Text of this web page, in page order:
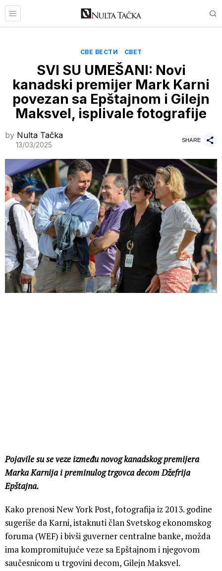
СВЕ ВЕСТИ · СВЕТ
SVI SU UMEŠANI: Novi
kanadski premijer Mark Karni
povezan sa Epštajnom i Gilejn
Maksvel, isplivale fotografije
by Nulta Tačka
13/03/2025
SHARE
Pojavile su se veze između novog kanadskog premijera
Marka Karnija i preminulog trgovca decom Džefrija
Epštajna.
Kako prenosi New York Post, fotografija iz 2013. godine
sugeriše da Karni, istaknuti član Svetskog ekonomskog
foruma (WEF) i bivši guverner centralne banke, možda
ima kompromitujuće veze sa Epštajnom i njegovom
saučesnicom u trgovini decom, Gilejn Maksvel.